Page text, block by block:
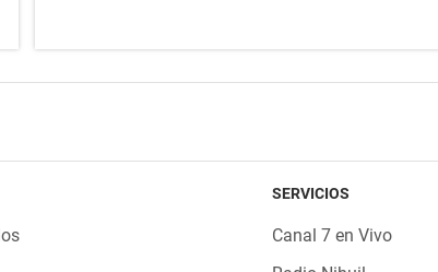
SERVICIOS
Canal 7 en Vivo